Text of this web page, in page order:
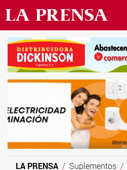
LA PRENSA Suplementos